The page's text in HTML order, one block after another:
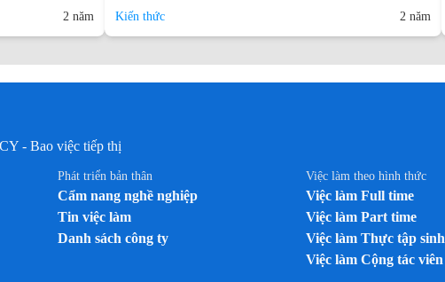
2 năm Kiến thức 2 năm
- Bao việc tiếp thị
Phát triển bản thân
Cẩm nang nghề nghiệp
Tin việc làm
Danh sách công ty
Việc làm theo hình thức
Việc làm Full time
Việc làm Part time
Việc làm Thực tập sinh
Việc làm Cộng tác viên